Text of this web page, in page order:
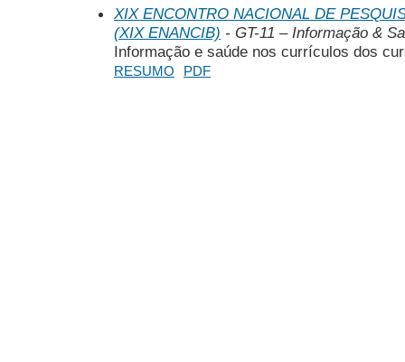
XIX ENCONTRO NACIONAL DE
(XIX ENANCIB) - GT-11 – Informação &
Informação e saúde nos currículos dos
RESUMO PDF